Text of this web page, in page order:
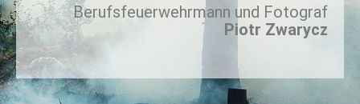
Berufsfeuerwehrmann und Fotograf
Piotr Zwarycz